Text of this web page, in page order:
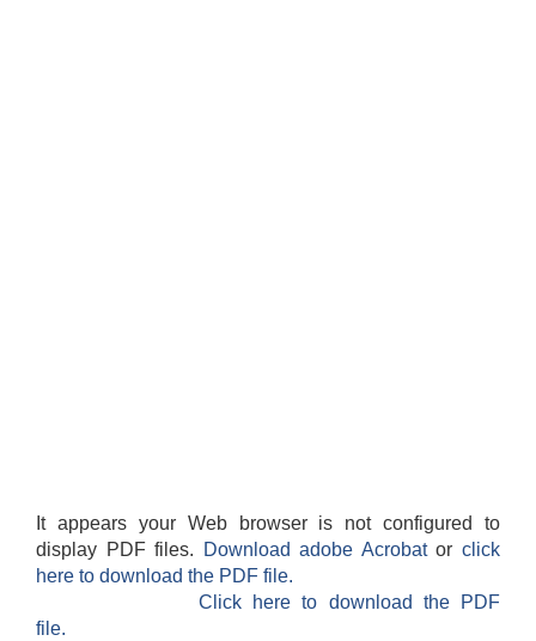
It appears your Web browser is not configured to
display PDF files.
Download adobe Acrobatorclick
here to download the PDF file.
Click here to download the PDF
file.